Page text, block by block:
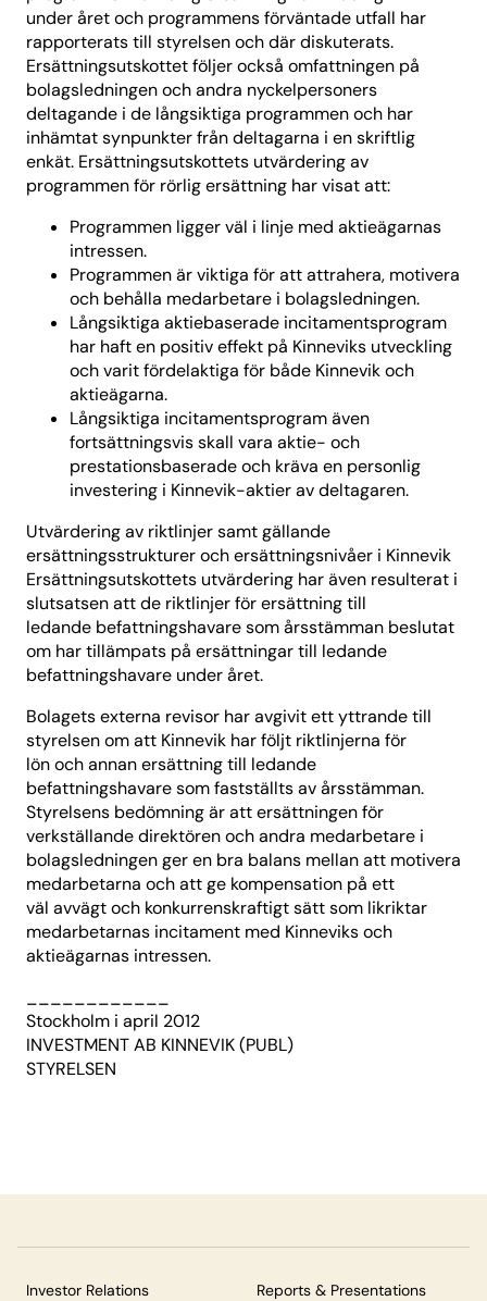
under året och programmens förväntade utfall har
rapporterats till styrelsen och där diskuterats.
Ersättningsutskottet följer också omfattningen på
bolagsledningen och andra nyckelpersoners
deltagande i de långsiktiga programmen och har
inhämtat synpunkter från deltagarna i en skriftlig
enkät. Ersättningsutskottets utvärdering av
programmen för rörlig ersättning har visat att:
Programmen ligger väl i linje med aktieägarnas
intressen.
Programmen är viktiga för att attrahera, motivera
och behålla medarbetare i bolagsledningen.
Långsiktiga aktiebaserade incitamentsprogram
har haft en positiv effekt på Kinneviks utveckling
och varit fördelaktiga för både Kinnevik och
aktieägarna.
Långsiktiga incitamentsprogram även
fortsättningsvis skall vara aktie- och
prestationsbaserade och kräva en personlig
investering i Kinnevik-aktier av deltagaren.
Utvärdering av riktlinjer samt gällande
ersättningsstrukturer och ersättningsnivåer i Kinnevik
Ersättningsutskottets utvärdering har även resulterat i
slutsatsen att de riktlinjer för ersättning till
ledande befattningshavare som årsstämman beslutat
om har tillämpats på ersättningar till ledande
befattningshavare under året.
Bolagets externa revisor har avgivit ett yttrande till
styrelsen om att Kinnevik har följt riktlinjerna för
lön och annan ersättning till ledande
befattningshavare som fastställts av årsstämman.
Styrelsens bedömning är att ersättningen för
verkställande direktören och andra medarbetare i
bolagsledningen ger en bra balans mellan att motivera
medarbetarna och att ge kompensation på ett
väl avvägt och konkurrenskraftigt sätt som likriktar
medarbetarnas incitament med Kinneviks och
aktieägarnas intressen.
Stockholm i april 2012
INVESTMENT AB KINNEVIK (PUBL)
STYRELSEN
Investor Relations Reports & Presentations